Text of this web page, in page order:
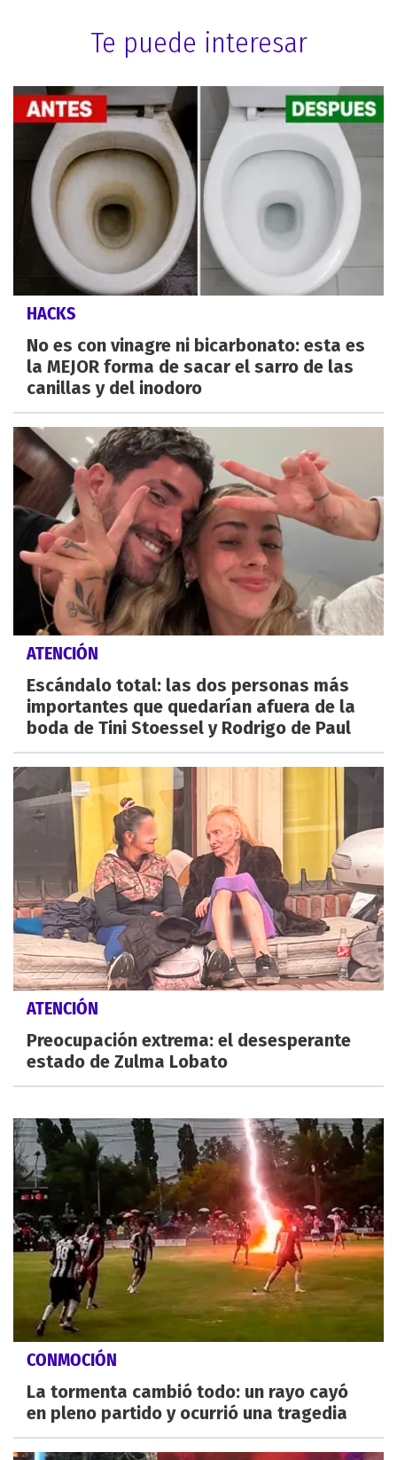
Te puede interesar
HACKS
No es con vinagre ni bicarbonato: esta es
la MEJOR forma de sacar el sarro de las
canillas y del inodoro
ATENCIÓN
Escándalo total: las dos personas más
importantes que quedarían afuera de la
boda de Tini Stoessel y Rodrigo de Paul
ATENCIÓN
Preocupación extrema: el desesperante
estado de Zulma Lobato
CONMOCIÓN
La tormenta cambió todo: un rayo cayó
en pleno partido y ocurrió una tragedia